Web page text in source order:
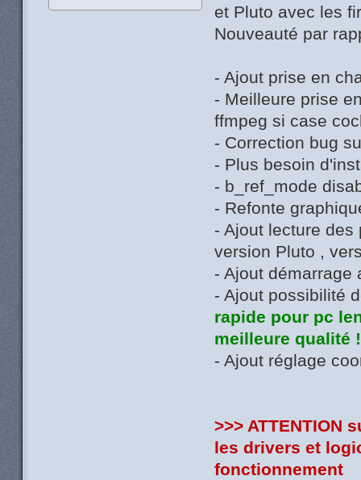
et Pluto avec les
Nouveauté par
- Ajout prise en
- Meilleure prise
ffmpeg si case
- Correction bug
- Plus besoin
- b_ref_mode
- Refonte
- Ajout lecture
version Pluto ,
- Ajout démarrage
- Ajout possibilité
rapide pour pc
meilleure qualité !
- Ajout réglage
>>> ATTENTION
les drivers et
fonctionnement